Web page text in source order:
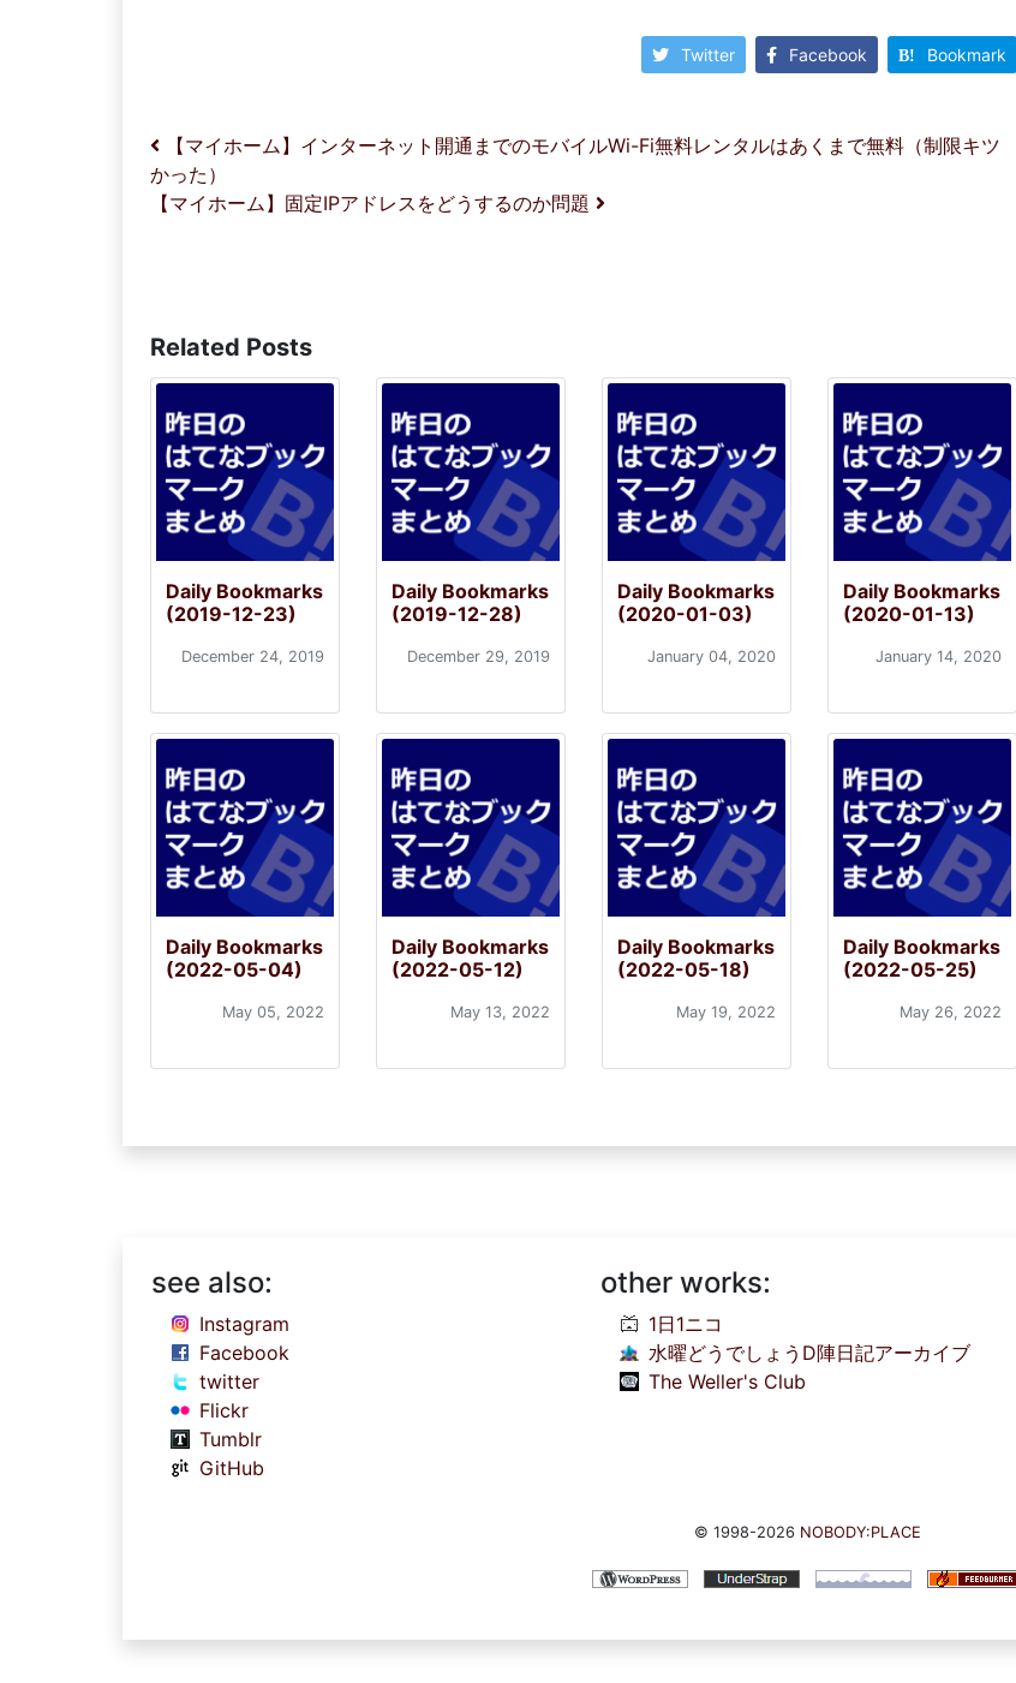
Twitter Facebook Bookmark
投稿ナビゲーション
【マイホーム】インターネット開通までのモバイルWi-Fi無料レンタルはあくまで無料（制限キツ
かった）
【マイホーム】固定IPアドレスをどうするのか問題
Related Posts
Daily Bookmarks
(2019-12-23)
December 24, 2019
Daily Bookmarks
(2019-12-28)
December 29, 2019
Daily Bookmarks
(2020-01-03)
January 04, 2020
Daily Bookmarks
(2020-01-13)
January 14, 2020
Daily Bookmarks
(2022-05-04)
May 05, 2022
Daily Bookmarks
(2022-05-12)
May 13, 2022
Daily Bookmarks
(2022-05-18)
May 19, 2022
Daily Bookmarks
(2022-05-25)
May 26, 2022
see also:
Instagram
Facebook
twitter
Flickr
Tumblr
GitHub
other works:
1日1ニコ
水曜どうでしょうD陣日記アーカイブ
The Weller's Club
© 1998-2026 NOBODY:PLACE